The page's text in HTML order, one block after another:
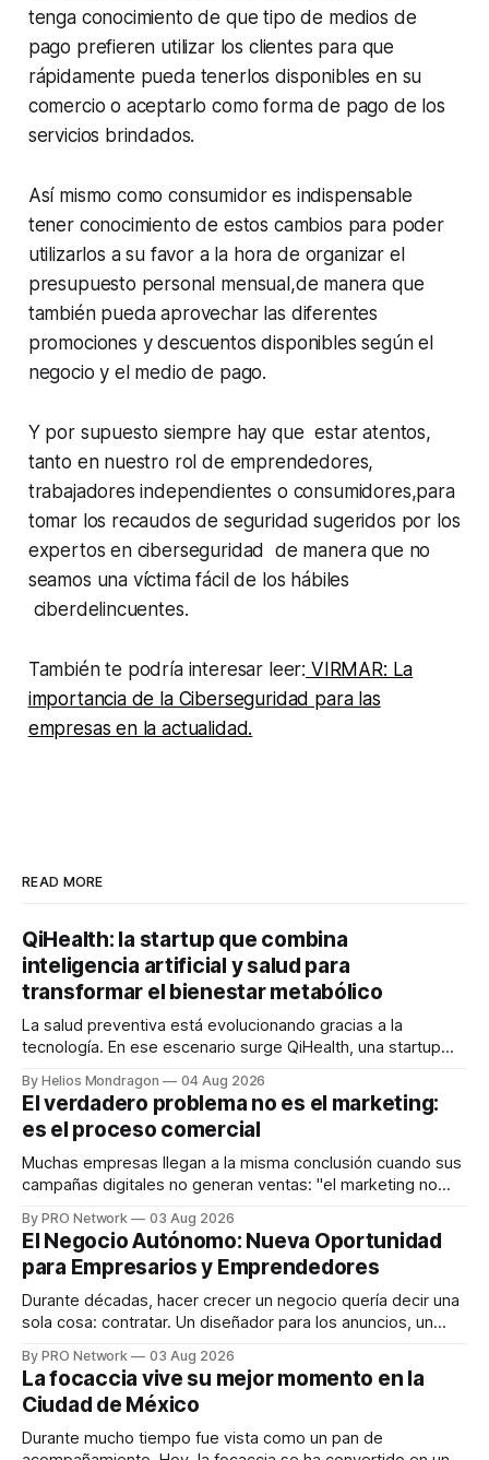
tenga conocimiento de que tipo de medios de
pago prefieren utilizar los clientes para que
rápidamente pueda tenerlos disponibles en su
comercio o aceptarlo como forma de pago de los
servicios brindados.
Así mismo como consumidor es indispensable
tener conocimiento de estos cambios para poder
utilizarlos a su favor a la hora de organizar el
presupuesto personal mensual,de manera que
también pueda aprovechar las diferentes
promociones y descuentos disponibles según el
negocio y el medio de pago.
Y por supuesto siempre hay que estar atentos,
tanto en nuestro rol de emprendedores,
trabajadores independientes o consumidores,para
tomar los recaudos de seguridad sugeridos por los
expertos en ciberseguridad de manera que no
seamos una víctima fácil de los hábiles
ciberdelincuentes.
También te podría interesar leer: VIRMAR: La
importancia de la Ciberseguridad para las
empresas en la actualidad.
READ MORE
QiHealth: la startup que combina
inteligencia artificial y salud para
transformar el bienestar metabólico
La salud preventiva está evolucionando gracias a la
tecnología. En ese escenario surge QiHealth, una startup
dispositivos inteligentes, inteligencia artificial y monitoreo
en tiempo real para ayudar a las personas a tomar mejores
decisiones sobre su salud metabólica. Su propuesta busca
responder
By Helios Mondragon 04 Aug 2026
El verdadero problema no es el marketing:
es el proceso comercial
Muchas empresas llegan a la misma conclusión cuando sus
campañas digitales no generan ventas: "el marketing no
INTERIUS, el problema suele estar en otro lugar. Durante
una entrevista para el podcast SER PRO, el especialista en
marketing digital explicó que
By PRO Network 03 Aug 2026
El Negocio Autónomo: Nueva Oportunidad
para Empresarios y Emprendedores
Durante décadas, hacer crecer un negocio quería decir una
sola cosa: contratar. Un diseñador para los anuncios, un
para los textos, alguien que supiera de publicidad digital
para encontrar prospectos, un vendedor para atender
llamadas y mensajes, y —con suerte— una persona
By PRO Network 03 Aug 2026
La focaccia vive su mejor momento en la
Ciudad de México
Durante mucho tiempo fue vista como un pan de